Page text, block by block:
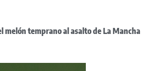
melón temprano al asalto de La Mancha